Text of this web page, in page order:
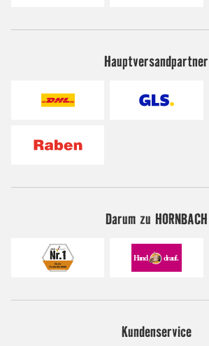
Hauptversandpartner
Darum zu HORNBACH
Kundenservice